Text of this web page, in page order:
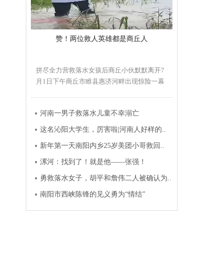
赞！两位救人英雄都是商丘人
拼尽全力营救落水女孩后商丘小伙默默离开7
月1日下午商丘市睢县惠济河畔出现惊险一幕
河南一男子救落水儿童不幸溺亡
这名沁阳大学生，厉害啦|河南人好样的..
新年第一天南阳内乡25岁美团小哥救回..
漯河：找到了！就是他——张强！
勇救落水女子，胡平和詹伟二人被确认为..
南阳市西峡陈锋的见义勇为“情结”